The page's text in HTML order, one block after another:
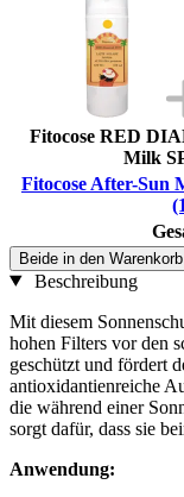
Fitocose RED
Milk
Fitocose After-Sun
Beide in den Warenkorb
Beschreibung
Mit diesem
hohen Filters vor den
geschützt und fördert
antioxidantienreiche
die während einer
sorgt dafür, dass sie
Anwendung: